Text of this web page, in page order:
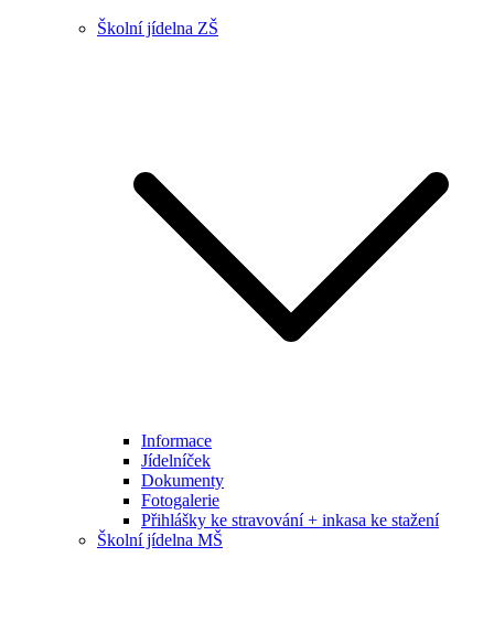
Školní jídelna ZŠ
Informace
Jídelníček
Dokumenty
Fotogalerie
Přihlášky ke stravování + inkasa ke stažení
Školní jídelna MŠ